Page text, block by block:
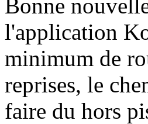
Bonne
l'application
minimum de
reprises, le
faire du hors